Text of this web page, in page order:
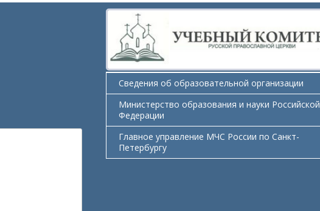
Сведения об образовательной организации
Министерство образования и науки Российской
Федерации
Главноe управлениe МЧС России по Санкт-
Петербургу